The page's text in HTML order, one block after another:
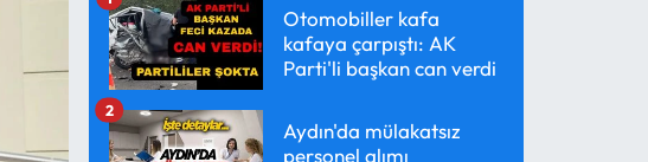
Otomobiller kafa
kafaya çarpıştı: AK
Parti'li başkan can verdi
Aydın'da mülakatsız
personel alımı
2